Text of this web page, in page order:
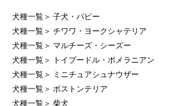
犬種一覧 ＞ 子犬・パピー
犬種一覧 ＞ チワワ・ヨークシャテリア
犬種一覧 ＞ マルチーズ・シーズー
犬種一覧 ＞
トイプードル・ポメラニアン
犬種一覧 ＞
ミニチュアシュナウザー
犬種一覧 ＞ ボストンテリア
犬種一覧 ＞ 柴犬